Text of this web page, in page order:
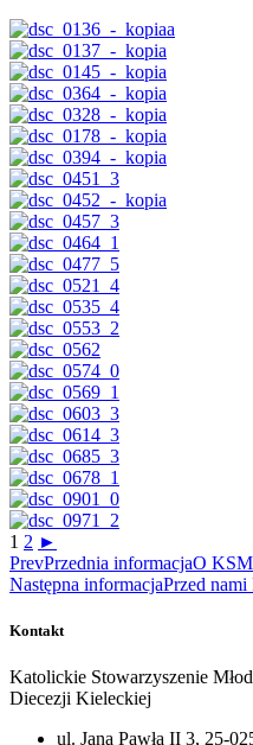
1 2 ►
PrevPrzednia informacjaO KSM
Następna informacjaPrzed
Kontakt
Katolickie Stowarzyszenie
Diecezji Kieleckiej
ul. Jana Pawła II 3, 25-